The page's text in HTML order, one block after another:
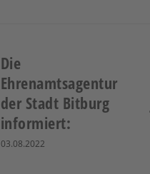
Die
Ehrenamtsagentur
der Stadt Bitburg
informiert:
03.08.2022